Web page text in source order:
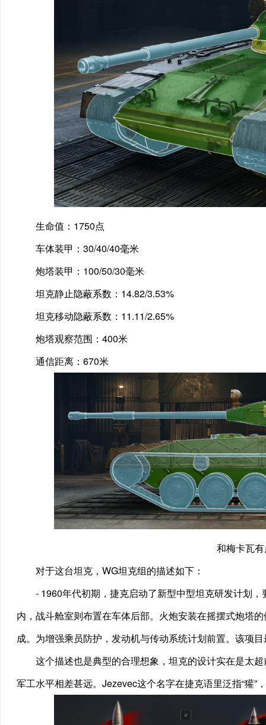
生命值：1750点
车体装甲：30/40/40毫米
炮塔装甲：100/50/30毫米
坦克静止隐蔽系数：14.82/3.53%
坦克移动隐蔽系数：11.11/2.65%
炮塔观察范围：400米
通信距离：670米
和梅卡瓦
对于这台坦克，WG坦克组的描述如下：
- 1960年代初期，捷克启动了新型中型坦克研发计划
内，战斗舱室则布置在车体后部。火炮安装在摇摆式炮塔
成。为增强乘员防护，发动机与传动系统计划前置。该项
这个描述也是典型的合理想象，坦克的设计实在是太
军工水平相差甚远。Jezevec这个名字在捷克语里泛指“獾”